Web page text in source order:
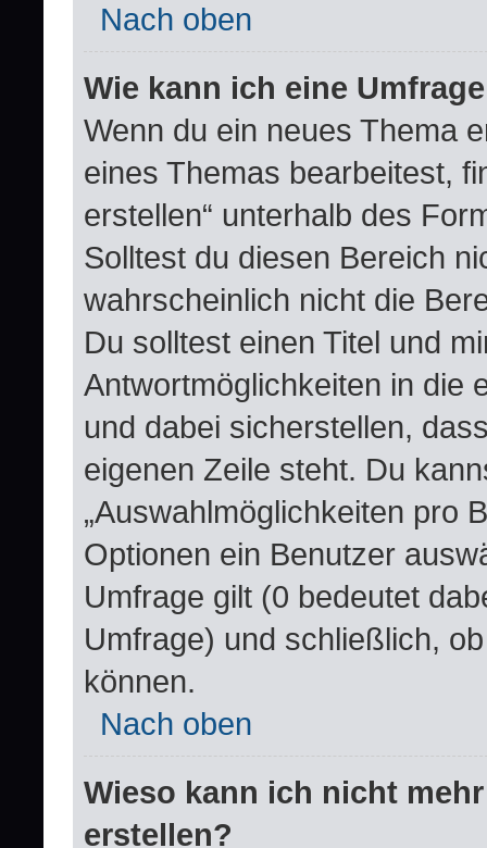
Nach oben
Wie kann ich eine
Wenn du ein neues Thema
eines Themas bearbeitest,
erstellen“ unterhalb des
Solltest du diesen Bereich
wahrscheinlich nicht die
Du solltest einen Titel und
Antwortmöglichkeiten in die
und dabei sicherstellen,
eigenen Zeile steht. Du
„Auswahlmöglichkeiten pro
Optionen ein Benutzer
Umfrage gilt (0 bedeutet
Umfrage) und schließlich,
können.
Nach oben
Wieso kann ich nicht
erstellen?